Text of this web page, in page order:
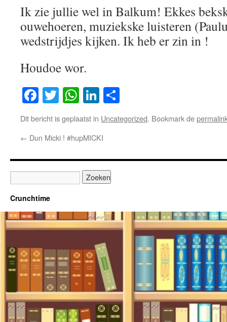
Ik zie jullie wel in Balkum! Ekkes
ouwehoeren, muziekske luisteren
wedstrijdjes kijken. Ik heb er zin in !
Houdoe wor.
Facebook
TwitterWhatsApp
LinkedIn
Dit bericht is geplaatst in Uncategorized. Bookmark de
← Dun Micki ! #hupMICKI
Crunchtime